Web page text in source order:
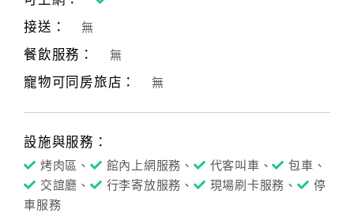
接送：
無
餐飲服務： 無
寵物可同房旅店： 無
設施與服務：
烤肉區、 館內上網服務、 代客叫車、
包車、
交誼廳、
行李寄放服務、 現場刷卡服務、
停
車服務